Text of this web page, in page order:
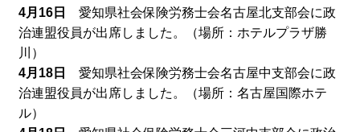
4月16日
愛知県社会保険労務士会名古屋北支部会に政
治連盟役員が出席しました。（場所：ホテルプラザ勝
川）
4月18日
愛知県社会保険労務士会名古屋中支部会に政
治連盟役員が出席しました。（場所：名古屋国際ホテ
ル）